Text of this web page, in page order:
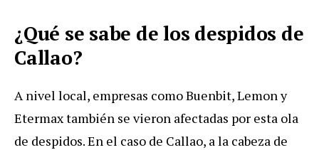
¿Qué se sabe de los despidos de
Callao?
A nivel local, empresas como Buenbit, Lemon y
Etermax también se vieron afectadas por esta ola
de despidos. En el caso de Callao, a la cabeza de